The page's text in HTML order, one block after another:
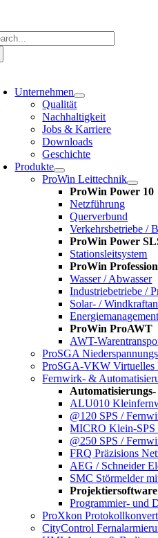
springen
Unternehmen
Qualität
Nachhaltigkeit
Jobs & Karriere
Downloads
Geschichte
Produkte
ProWin Leittechnik
ProWin Power 10
Netzführung
Querverbund
Verkehrsbetriebe /
ProWin Power
Stationsleitsystem
ProWin
Wasser / Abwasser
Industriebetriebe /
Solar- /
ProWin ProAWT
AWT-
ProSGA
ProSGA-VKW Virtuelles
Fernwirk- &
ALU010
@120 SPS /
MICRO Klein-SPS
@250 SPS /
FRQ Präzisions
AEG / Schneider
SMC Störmelder
Projektiersoftware
Programmier- und
ProXkon
CityControl